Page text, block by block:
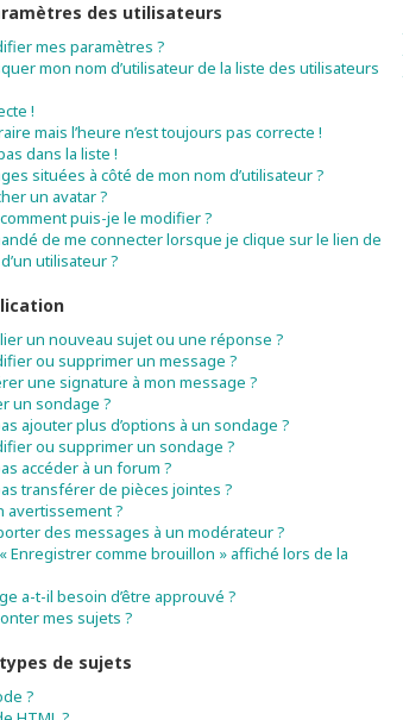
des utilisateurs
mes paramètres ?
mon nom d’utilisateur de la liste des utilisateurs
!
mais l’heure n’est toujours pas correcte !
dans la liste !
situées à côté de mon nom d’utilisateur ?
un avatar ?
puis-je le modifier ?
de me connecter lorsque je clique sur le lien de
utilisateur ?
un nouveau sujet ou une réponse ?
ou supprimer un message ?
une signature à mon message ?
un sondage ?
ajouter plus d’options à un sondage ?
ou supprimer un sondage ?
accéder à un forum ?
transférer de pièces jointes ?
avertissement ?
des messages à un modérateur ?
Enregistrer comme brouillon » affiché lors de la
a-t-il besoin d’être approuvé ?
mes sujets ?
de sujets
?